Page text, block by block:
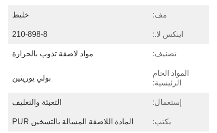
مف: خليط
اينكس لا.: 210-898-8
تصنيف: مواد لاصقة تذوب بالحرارة
المواد الخام
الرئيسية:
بولي يوريثين
إستعمال: التعبئة والتغليف
يكتب: المادة اللاصقة المسالة بالتسخين PUR